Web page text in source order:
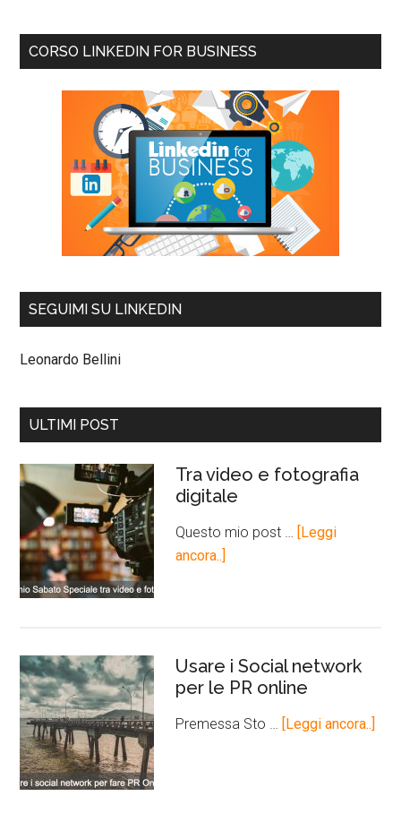
CORSO LINKEDIN FOR BUSINESS
SEGUIMI SU LINKEDIN
Leonardo Bellini
ULTIMI POST
Tra video e fotografia
digitale
Questo mio post …
[Leggi
ancora..]
Usare i Social network
per le PR online
Premessa Sto … [Leggi ancora..]